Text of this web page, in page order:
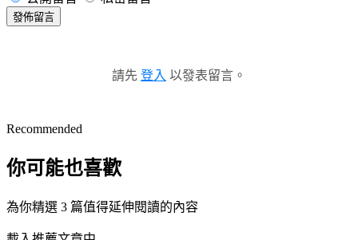
發佈留言
請先 登入 以發表留言。
Recommended
你可能也喜歡
為你精選 3 篇值得延伸閱讀的內容